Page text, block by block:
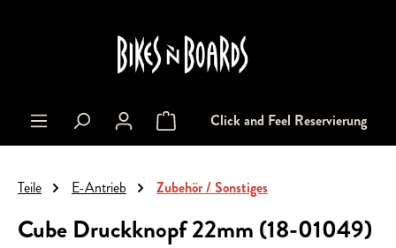
Warenkorb enthält 0 Positionen. Der
Click and Feel Reservierung
Teile E-Antrieb Zubehör / Sonstiges
Cube Druckknopf 22mm (18-01049)